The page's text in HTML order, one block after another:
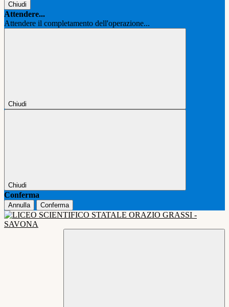
Chiudi
Attendere...
Attendere il completamento dell'operazione...
Chiudi
Chiudi
Conferma
Annulla Conferma